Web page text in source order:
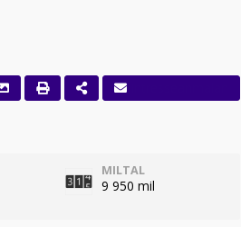
MILTAL
9 950 mil